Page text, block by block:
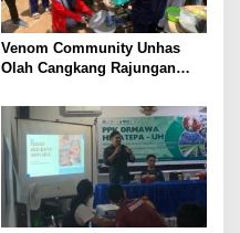
Venom Community Unhas
Olah Cangkang Rajungan
Sirkular di Maros